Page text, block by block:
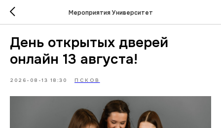
Мероприятия Университет
День открытых дверей
онлайн 13 августа!
2026-08-13 18:30 ПСКОВ